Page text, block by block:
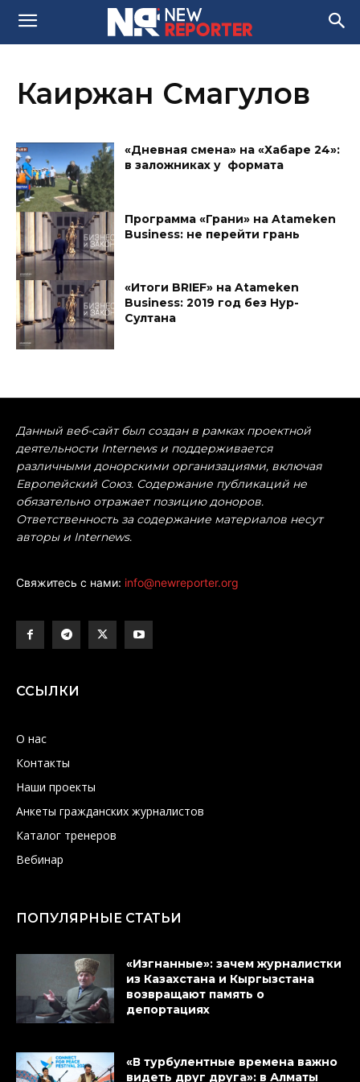
Каиржан Смагулов
«Дневная смена» на «Хабаре 24»:
в заложниках у формата
Программа «Грани» на Atameken
Business: не перейти грань
«Итоги BRIEF» на Atameken
Business: 2019 год без Нур-
Султана
Данный веб-сайт был создан в рамках проектной
деятельности Internews и поддерживается
различными донорскими организациями, включая
Европейский Союз. Содержание публикаций не
обязательно отражает позицию доноров.
Ответственность за содержание материалов несут
авторы и Internews.
Свяжитесь с нами: info@newreporter.org
ССЫЛКИ
О нас
Контакты
Наши проекты
Анкеты гражданских журналистов
Каталог тренеров
Вебинар
ПОПУЛЯРНЫЕ СТАТЬИ
«Изгнанные»: зачем журналистки
из Казахстана и Кыргызстана
возвращают память о
депортациях
«В турбулентные времена важно
видеть друг друга»: в Алматы